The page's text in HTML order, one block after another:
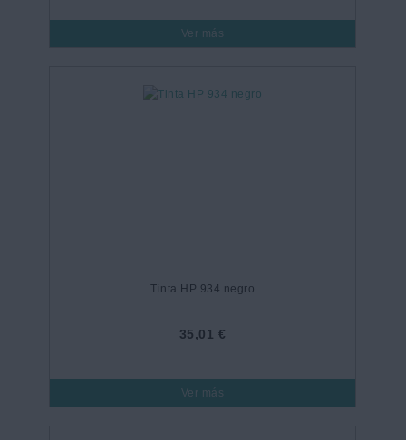
Ver más
Tinta HP 934 negro
35,01 €
Ver más